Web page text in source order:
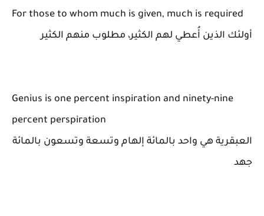
For those to whom much is given, much is required
أولئك الذين أُعطي لهم الكثير، مطلوب منهم الكثير
Genius is one percent inspiration and ninety-nine
percent perspiration
العبقرية هي واحد بالمائة إلهام وتسعة وتسعون بالمائة
جهد